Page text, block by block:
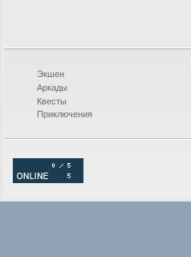
Экшен
Аркады
Квесты
Приключения